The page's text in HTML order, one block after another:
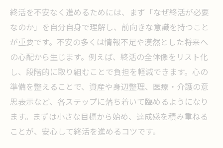
終活を不安なく進めるためには、まず「なぜ終活が必要
なのか」を自分自身で理解し、前向きな意識を持つこと
が重要です。不安の多くは情報不足や漠然とした将来へ
の心配から生じます。例えば、終活の全体像をリスト化
し、段階的に取り組むことで負担を軽減できます。心の
準備を整えることで、資産や身辺整理、医療・介護の意
思表示など、各ステップに落ち着いて臨めるようになり
ます。まずは小さな目標から始め、達成感を積み重ねる
ことが、安心して終活を進めるコツです。